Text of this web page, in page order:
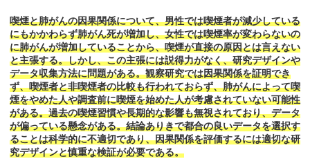
喫煙と肺がんの因果関係について、男性では喫煙者が減少している
にもかかわらず肺がん死が増加し、女性では喫煙率が変わらないの
に肺がんが増加していることから、喫煙が直接の原因とは言えない
と主張する。しかし、この主張には説得力がなく、研究デザインや
データ収集方法に問題がある。観察研究では因果関係を証明でき
ず、喫煙者と非喫煙者の比較も行われておらず、肺がんによって喫
煙をやめた人や調査前に喫煙を始めた人が考慮されていない可能性
がある。過去の喫煙習慣や長期的な影響も無視されており、データ
が偏っている懸念がある。結論ありきで都合の良いデータを選択す
ることは科学的に不適切であり、因果関係を評価するには適切な研
究デザインと慎重な検証が必要である。